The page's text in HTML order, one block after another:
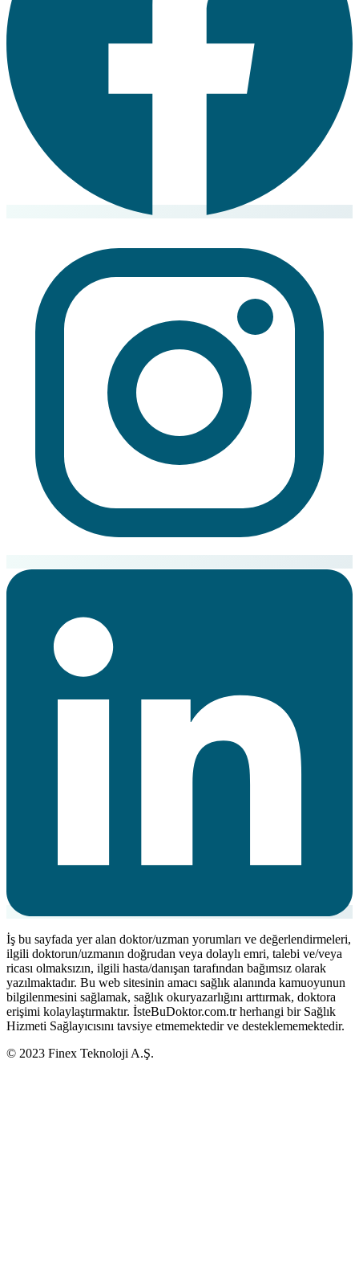
İş bu sayfada yer alan doktor/uzman yorumları ve değerlendirmeleri,
ilgili doktorun/uzmanın doğrudan veya dolaylı emri, talebi ve/veya
ricası olmaksızın, ilgili hasta/danışan tarafından bağımsız olarak
yazılmaktadır. Bu web sitesinin amacı sağlık alanında kamuoyunun
bilgilenmesini sağlamak, sağlık okuryazarlığını arttırmak, doktora
erişimi kolaylaştırmaktır. İsteBuDoktor.com.tr herhangi bir Sağlık
Hizmeti Sağlayıcısını tavsiye etmemektedir ve desteklememektedir.
© 2023 Finex Teknoloji A.Ş.